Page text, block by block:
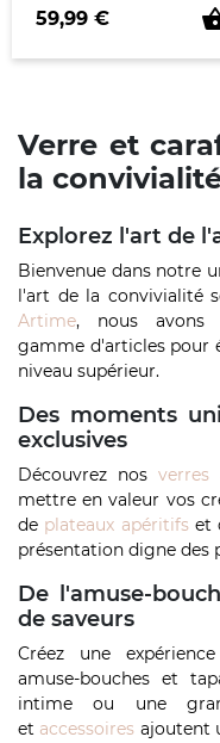
Prix
59,99 €
Verre et
la
Explorez l'art de
Bienvenue dans notre
l'art de la convivialité
Artime, nous avons
gamme d'articles pour
niveau supérieur.
Des moments
exclusives
Découvrez nos verres
mettre en valeur vos
de plateaux apéritifset
présentation digne des
De l'amuse-
de saveurs
Créez une
amuse-bouches et
intime ou une
et accessoires ajoutent